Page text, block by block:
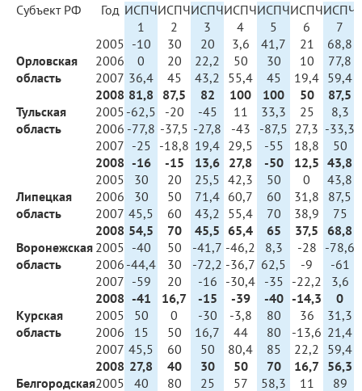
Субъект РФ Год ИСПЧ
1
ИСПЧ
2
ИСПЧ
3
ИСПЧ
4
ИСПЧ
5
ИСПЧ
6
ИСПЧ
7
Орловская
область
2005 -10 30 20 3,6 41,7 21
68,8
2006
0 20 22,2 50 30 10
77,8
2007 36,4 45 43,2 55,4 45 19,4 59,4
2008 81,8 87,5 82 100 100 50
87,5
Тульская
область
2005 -62,5 -20 -45 11 33,3 25
8,3
2006 -77,8 -37,5 -27,8 -43 -87,5 27,3 -33,3
2007 -25 -18,8 19,4 29,5 -55 18,8
50
2008 -16 -15 13,6 27,8 -50 12,5 43,8
Липецкая
область
2005 30 20 25,5 42,3 50 0
43,8
2006
30 50 71,4 60,7 60 31,8
87,5
2007 45,5 60 43,2 55,4 70 38,9
75
2008 54,5 70 45,5 65,4 65 37,5 68,8
Воронежская
область
2005 -40 50 -41,7 -46,2 8,3 -28 -78,6
2006 -44,4 30 -72,2 -36,7 62,5 -9
-61
2007 -59 20 -16 -30,4 -35 -22,2
3,6
2008 -41 16,7 -15 -39 -40 -14,3
0
Курская
область
2005 50 0 -30 -3,8 80 36
31,3
2006
15 50 16,7 44 80 -13,6 21,4
2007 45,5 60 50 80,4 85 22,2
59,4
2008 27,8 40 30 50 70 16,7 56,3
Белгородская2005 40 80 25 57 58,3 11
89